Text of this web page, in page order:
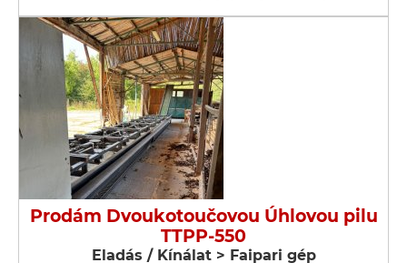
Prodám Dvoukotoučovou Úhlovou pilu
TTPP-550
Eladás / Kínálat > Faipari gép